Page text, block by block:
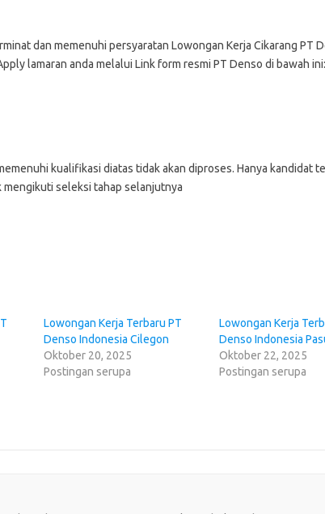
dan memenuhi persyaratan Lowongan Kerja Cikarang PT
lamaran anda melalui Link form resmi PT Denso di bawah ini:
kualifikasi diatas tidak akan diproses. Hanya kandidat
mengikuti seleksi tahap selanjutnya
Lowongan Kerja Terbaru PT
Denso Indonesia Cilegon
Oktober 20, 2025
Postingan serupa
Lowongan Kerja
Denso Indonesia
Oktober 22, 2025
Postingan serupa